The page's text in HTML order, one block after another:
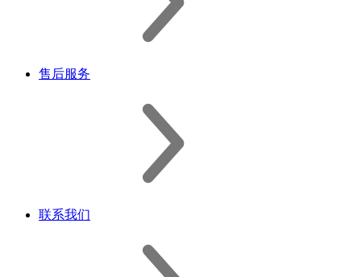
售后服务
联系我们